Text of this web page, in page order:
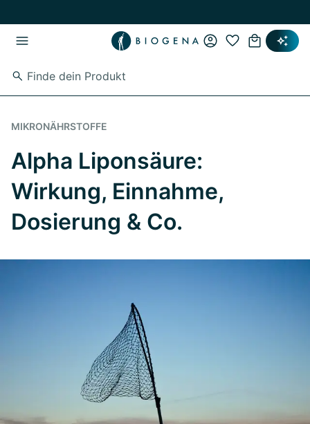
MIKRONÄHRSTOFFE
Alpha Liponsäure:
Wirkung, Einnahme,
Dosierung & Co.